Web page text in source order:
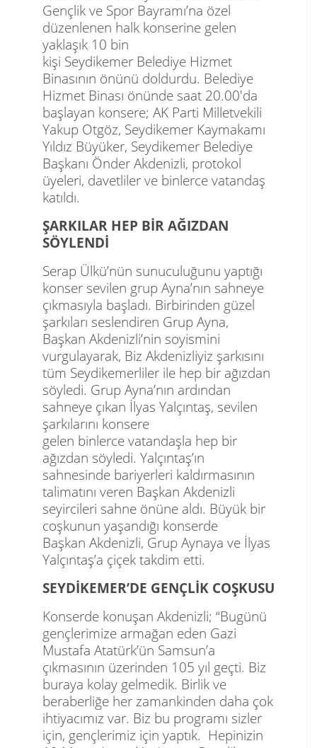
Gençlik ve Spor Bayramı’na özel
düzenlenen halk konserine gelen
yaklaşık 10 bin
kişi Seydikemer Belediye Hizmet
Binasının önünü doldurdu. Belediye
Hizmet Binası önünde saat 20.00'da
başlayan konsere; AK Parti Milletvekili
Yakup Otgöz, Seydikemer Kaymakamı
Yıldız Büyüker, Seydikemer Belediye
Başkanı Önder Akdenizli, protokol
üyeleri, davetliler ve binlerce vatandaş
katıldı.
ŞARKILAR HEP BİR AĞIZDAN
SÖYLENDİ
Serap Ülkü’nün sunuculuğunu yaptığı
konser sevilen grup Ayna’nın sahneye
çıkmasıyla başladı. Birbirinden güzel
şarkıları seslendiren Grup Ayna,
Başkan Akdenizli’nin soyismini
vurgulayarak, Biz Akdenizliyiz şarkısını
tüm Seydikemerliler ile hep bir ağızdan
söyledi. Grup Ayna’nın ardından
sahneye çıkan İlyas Yalçıntaş, sevilen
şarkılarını konsere
gelen binlerce vatandaşla hep bir
ağızdan söyledi. Yalçıntaş’ın
sahnesinde bariyerleri kaldırmasının
talimatını veren Başkan Akdenizli
seyircileri sahne önüne aldı. Büyük bir
coşkunun yaşandığı konserde
Başkan Akdenizli, Grup Aynaya ve İlyas
Yalçıntaş’a çiçek takdim etti.
SEYDİKEMER’DE GENÇLİK COŞKUSU
Konserde konuşan Akdenizli; “Bugünü
gençlerimize armağan eden Gazi
Mustafa Atatürk’ün Samsun’a
çıkmasının üzerinden 105 yıl geçti. Biz
buraya kolay gelmedik. Birlik ve
beraberliğe her zamankinden daha çok
ihtiyacımız var. Biz bu programı sizler
için, gençlerimiz için yaptık. Hepinizin